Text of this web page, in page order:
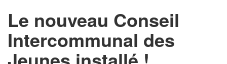
Le nouveau Conseil
Intercommunal des